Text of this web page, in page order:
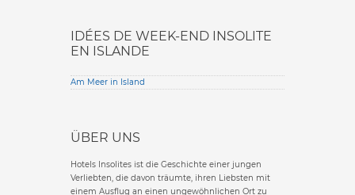
IDÉES DE WEEK-END INSOLITE
EN ISLANDE
Am Meer in Island
ÜBER UNS
Hotels Insolites ist die Geschichte einer jungen
Verliebten, die davon träumte, ihren Liebsten mit
einem Ausflug an einen ungewöhnlichen Ort zu